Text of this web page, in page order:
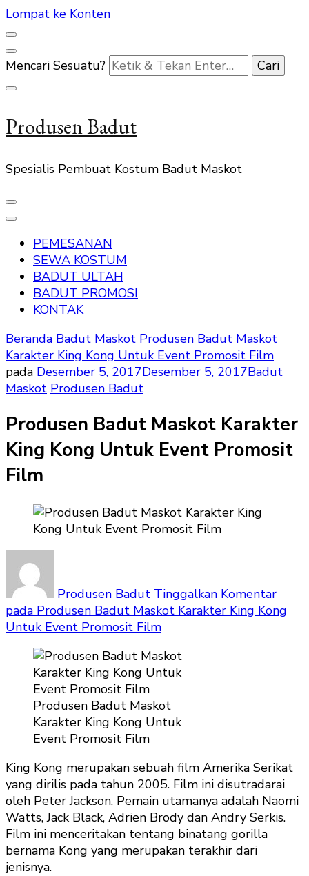
Lompat ke Konten
Mencari Sesuatu?
Produsen Badut
Spesialis Pembuat Kostum Badut Maskot
PEMESANAN
SEWA KOSTUM
BADUT ULTAH
BADUT PROMOSI
KONTAK
Beranda Badut Maskot Produsen Badut Maskot
Karakter King Kong Untuk Event Promosit Film
pada Desember 5, 2017Desember 5, 2017Badut
Maskot Produsen Badut
Produsen Badut Maskot Karakter
King Kong Untuk Event Promosit
Film
Produsen Badut Tinggalkan Komentar
pada Produsen Badut Maskot Karakter King Kong
Untuk Event Promosit Film
Produsen Badut Maskot
Karakter King Kong Untuk
Event Promosit Film
King Kong merupakan sebuah film Amerika Serikat
yang dirilis pada tahun 2005. Film ini disutradarai
oleh Peter Jackson. Pemain utamanya adalah Naomi
Watts, Jack Black, Adrien Brody dan Andry Serkis.
Film ini menceritakan tentang binatang gorilla
bernama Kong yang merupakan terakhir dari
jenisnya.